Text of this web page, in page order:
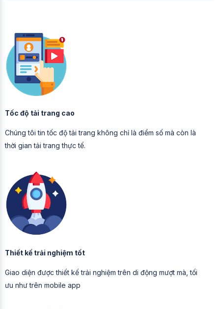
Tốc độ tải trang cao
Chúng tôi tin tốc độ tải trang không chỉ là điểm số mà còn là
thời gian tải trang thực tế.
Thiết kế trải nghiệm tốt
Giao diện được thiết kế trải nghiệm trên di động mượt mà, tối
ưu như trên mobile app